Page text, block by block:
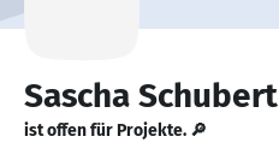
Sascha Schubert
ist offen für Projekte. 🔎